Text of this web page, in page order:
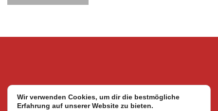
Wir verwenden Cookies, um dir die bestmögliche
Erfahrung auf unserer Website zu bieten.